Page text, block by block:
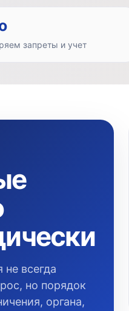
запреты и учет
всегда
но порядок
органа,